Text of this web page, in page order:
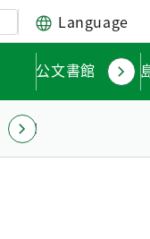
Language
公文書館
小笠原亜熱帯農業セン